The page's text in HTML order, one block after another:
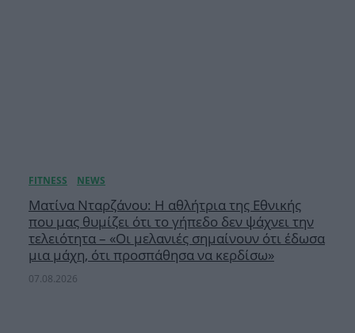
Ματίνα Νταρζάνου: Η αθλήτρια της Εθνικής
που μας θυμίζει ότι το γήπεδο δεν ψάχνει την
τελειότητα – «Οι μελανιές σημαίνουν ότι έδωσα
μια μάχη, ότι προσπάθησα να κερδίσω»
07.08.2026